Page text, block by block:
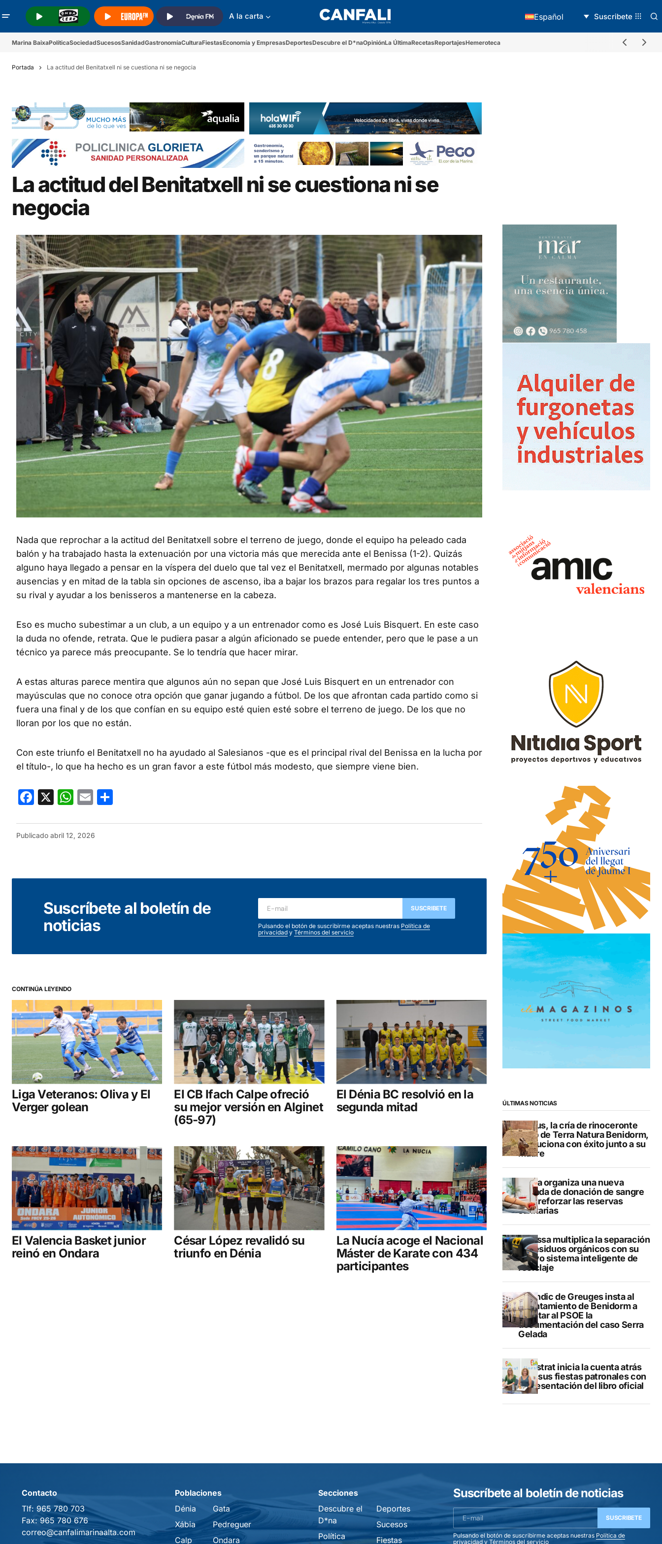
A la carta Español Suscribete
Marina BaixaPolíticaSociedadSucesosSanidadGastronomíaCulturaFiestasEconomía y EmpresasDeportesDescubre el D*naOpiniónLa ÚltimaRecetasReportajesHemeroteca
Portada La actitud del Benitatxell ni se cuestiona ni se negocia
La actitud del Benitatxell ni se cuestiona ni se
negocia
Nada que reprochar a la actitud del Benitatxell sobre el terreno de juego, donde el equipo ha peleado cada
balón y ha trabajado hasta la extenuación por una victoria más que merecida ante el Benissa (1-2). Quizás
alguno haya llegado a pensar en la víspera del duelo que tal vez el Benitatxell, mermado por algunas notables
ausencias y en mitad de la tabla sin opciones de ascenso, iba a bajar los brazos para regalar los tres puntos a
su rival y ayudar a los benisseros a mantenerse en la cabeza.
Eso es mucho subestimar a un club, a un equipo y a un entrenador como es José Luis Bisquert. En este caso
la duda no ofende, retrata. Que le pudiera pasar a algún aficionado se puede entender, pero que le pase a un
técnico ya parece más preocupante. Se lo tendría que hacer mirar.
A estas alturas parece mentira que algunos aún no sepan que José Luis Bisquert en un entrenador con
mayúsculas que no conoce otra opción que ganar jugando a fútbol. De los que afrontan cada partido como si
fuera una final y de los que confían en su equipo esté quien esté sobre el terreno de juego. De los que no
lloran por los que no están.
Con este triunfo el Benitatxell no ha ayudado al Salesianos -que es el principal rival del Benissa en la lucha por
el título-, lo que ha hecho es un gran favor a este fútbol más modesto, que siempre viene bien.
Facebook
X WhatsApp
Email
Publicado abril 12, 2026
Suscríbete al boletín de
noticias
SUSCRIBETE
Pulsando el botón de suscribirme aceptas nuestras Política de
privacidad y Términos del servicio
CONTINÚA LEYENDO
Liga Veteranos: Oliva y El
Verger golean
El CB Ifach Calpe ofreció
su mejor versión en Alginet
(65-97)
El Dénia BC resolvió en la
segunda mitad
El Valencia Basket junior
reinó en Ondara
César López revalidó su
triunfo en Dénia
La Nucía acoge el Nacional
Máster de Karate con 434
participantes
ÚLTIMAS NOTICIAS
Brutus, la cría de rinoceronte
indio de Terra Natura Benidorm,
evoluciona con éxito junto a su
madre
Dénia organiza una nueva
jornada de donación de sangre
para reforzar las reservas
sanitarias
Benissa multiplica la separación
de residuos orgánicos con su
nuevo sistema inteligente de
reciclaje
El Síndic de Greuges insta al
Ayuntamiento de Benidorm a
facilitar al PSOE la
documentación del caso Serra
Gelada
Finestrat inicia la cuenta atrás
para sus fiestas patronales con
la presentación del libro oficial
Contacto
Tlf: 965 780 703
Fax: 965 780 676
correo@canfalimarinaalta.com
Poblaciones
Dénia
Xábia
Calp
Gata
Pedreguer
Ondara
Secciones
Descubre el
D*na
Política
Deportes
Sucesos
Fiestas
Suscríbete al boletín de noticias
SUSCRIBETE
Pulsando el botón de suscribirme aceptas nuestras Política de
privacidad y Términos del servicio